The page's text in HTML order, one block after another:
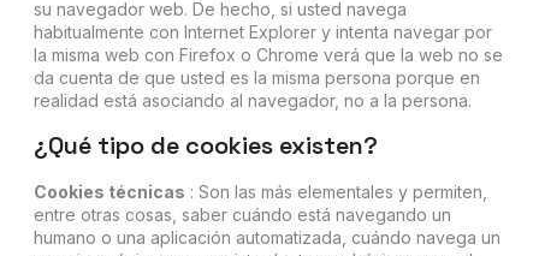
su navegador web. De hecho, si usted navega
habitualmente con Internet Explorer y intenta navegar por
la misma web con Firefox o Chrome verá que la web no se
da cuenta de que usted es la misma persona porque en
realidad está asociando al navegador, no a la persona.
¿Qué tipo de cookies existen?
Cookies técnicas : Son las más elementales y permiten,
entre otras cosas, saber cuándo está navegando un
humano o una aplicación automatizada, cuándo navega un